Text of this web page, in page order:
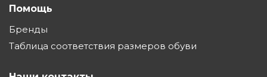
Помощь
Бренды
Таблица соответствия размеров обуви